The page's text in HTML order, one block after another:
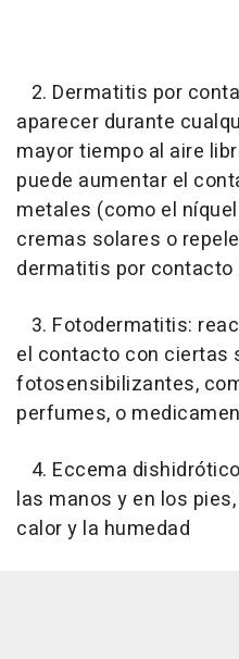
2. Dermatitis por
aparecer durante
mayor tiempo al aire
puede aumentar el
metales (como el
cremas solares o
dermatitis por
3. Fotodermatitis:
el contacto con ciertas
fotosensibilizantes,
perfumes, o
4. Eccema
las manos y en los
calor y la humedad